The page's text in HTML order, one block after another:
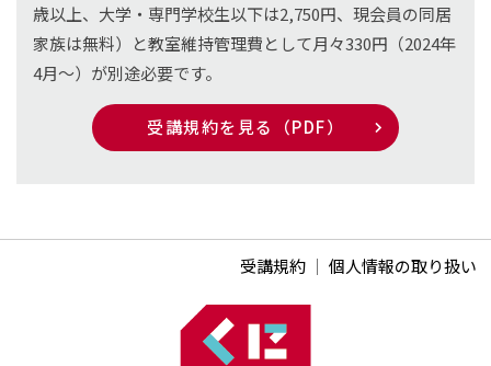
歳以上、大学・専門学校生以下は2,750円、現会員の同居
家族は無料）と教室維持管理費として月々330円（2024年
4月〜）が別途必要です。
受講規約を見る（PDF）
受講規約｜ 個人情報の取り扱い